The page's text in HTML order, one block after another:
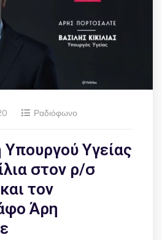
Ραδιόφωνο
Υπουργού Υγείας
στον ρ/σ
τον
Άρη